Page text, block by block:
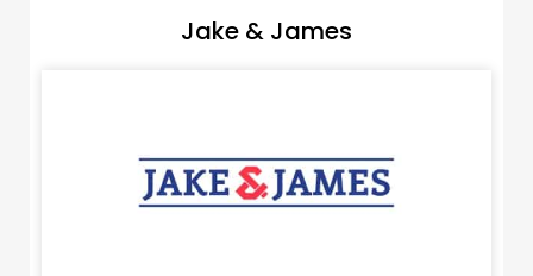
Jake & James